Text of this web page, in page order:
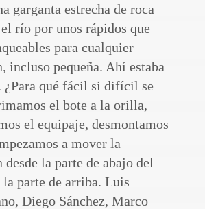
garganta estrecha de roca
río por unos rápidos que
para cualquier
incluso pequeña. Ahí estaba
¿Para qué fácil si difícil se
el bote a la orilla,
el equipaje, desmontamos
a mover la
desde la parte de abajo del
la parte de arriba. Luis
Diego Sánchez, Marco